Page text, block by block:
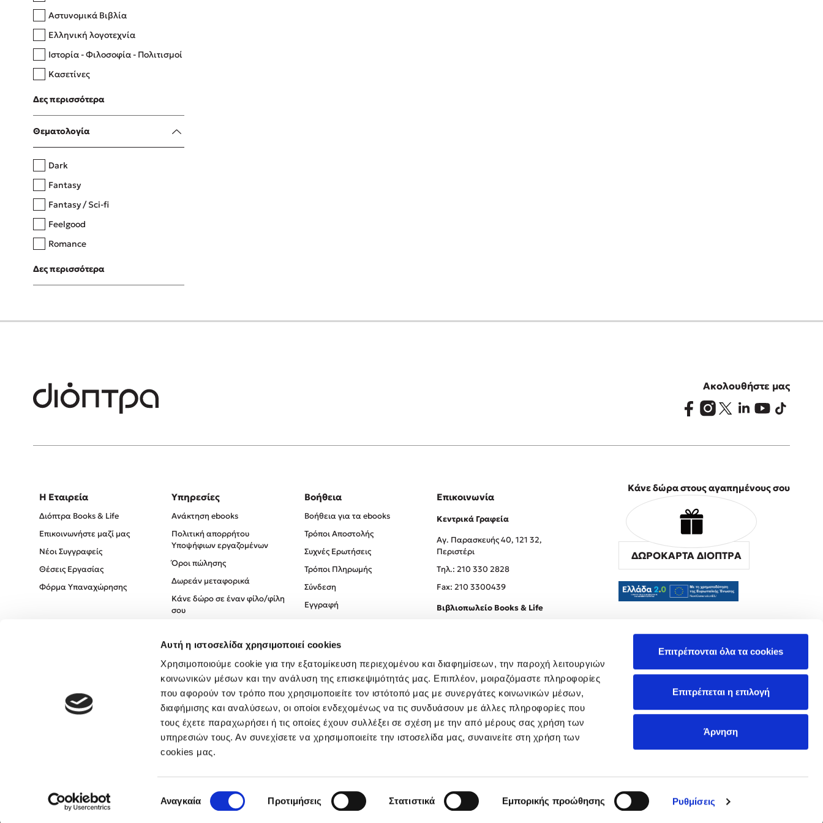
Αυτή η ιστοσελίδα χρησιμοποιεί cookies
Χρησιμοποιούμε cookie για την εξατομίκευση περιεχομένου και διαφημίσεων, την παροχή λειτουργιών
κοινωνικών μέσων και την ανάλυση της επισκεψιμότητάς μας. Επιπλέον, μοιραζόμαστε πληροφορίες
που αφορούν τον τρόπο που χρησιμοποιείτε τον ιστότοπό μας με συνεργάτες κοινωνικών μέσων,
διαφήμισης και αναλύσεων, οι οποίοι ενδεχομένως να τις συνδυάσουν με άλλες πληροφορίες που
τους έχετε παραχωρήσει ή τις οποίες έχουν συλλέξει σε σχέση με την από μέρους σας χρήση των
υπηρεσιών τους. Αν συνεχίσετε να χρησιμοποιείτε την ιστοσελίδα μας, συναινείτε στη χρήση των
cookies μας.
συγκατάθεσης
Αναγκαία Προτιμήσεις Στατιστικά Εμπορικής προώθησης Ρυθμίσεις
Επιτρέπονται όλα τα cookies
Επιτρέπεται η επιλογή
Άρνηση
Δανάη Δεληγεώργη
Πάνω, κάτω, μπροστά, πίσω
Η μέθοδος Αφήστε τους
Αστυνομικά Βιβλία
Ελληνική λογοτεχνία
Ιστορία - Φιλοσοφία - Πολιτισμοί
Κασετίνες
Λευκώματα - Έγχρωμοι οδηγοί
Μαγειρική
Δες περισσότερα
Θεματολογία
Dark
Fantasy
Fantasy / Sci-fi
Feelgood
Romance
Upmarket
Young Adult
Δες περισσότερα
Ακολουθήστε μας
Η Εταιρεία
Διόπτρα Books & Life
Επικοινωνήστε μαζί μας
Νέοι Συγγραφείς
Θέσεις Εργασίας
Φόρμα Υπαναχώρησης
Υπηρεσίες
Ανάκτηση ebooks
Πολιτική απορρήτου
Υποψήφιων εργαζομένων
Όροι πώλησης
Δωρεάν μεταφορικά
Κάνε δώρο σε έναν φίλο/φίλη
σου
Πολιτική Απορρήτου
Όροι χρήσης
Βοήθεια
Βοήθεια για τα ebooks
Τρόποι Αποστολής
Συχνές Ερωτήσεις
Τρόποι Πληρωμής
Σύνδεση
Εγγραφή
Επικοινωνία
Κεντρικά Γραφεία
Αγ. Παρασκευής 40, 121 32,
Περιστέρι
Tηλ.: 210 330 2828
Fax: 210 3300439
Βιβλιοπωλείο Books & Life
Κάνε δώρα στους αγαπημένους σου
ΔΩΡΟΚΑΡΤΑ ΔΙΟΠΤΡΑ
Created by Powered by